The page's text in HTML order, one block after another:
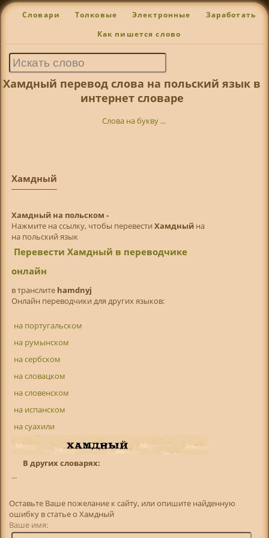
Словари Толковые Электронные Заработать
Как пишется слово
Хамдный перевод слова на польский язык в
интернет словаре
Слова на букву ...
Хамдный
Хамдный на польском -
Нажмите на ссылку, чтобы перевести Хамдныйна
на польский язык
Перевести Хамдный в переводчике
онлайн
в транслитe hamdnyj
Онлайн переводчики для других языков:
на португальском
на румынском
на сербском
на словацком
на словенском
на испанском
на суахили
В других словарях:
...
Оставьте Ваше пожелание к сайту, или опишите найденную
ошибку в статье о Хамдный
Ваше имя: